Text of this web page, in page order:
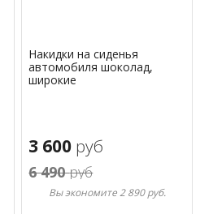
Накидки на сиденья
автомобиля шоколад,
широкие
3 600 руб
6 490руб
Вы экономите 2 890 руб.